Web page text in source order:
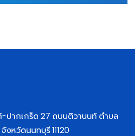
ากเกร็ด 27 ถนนติวานนท์ ตำบล
งหวัดนนทบุรี 11120